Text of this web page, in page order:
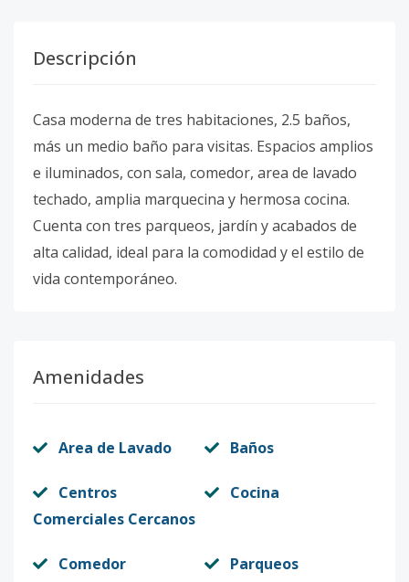
Descripción
Casa moderna de tres habitaciones, 2.5 baños,
más un medio baño para visitas. Espacios amplios
e iluminados, con sala, comedor, area de lavado
techado, amplia marquecina y hermosa cocina.
Cuenta con tres parqueos, jardín y acabados de
alta calidad, ideal para la comodidad y el estilo de
vida contemporáneo.
Amenidades
Area de Lavado Baños
Centros
Comerciales Cercanos
Cocina
Comedor Parqueos